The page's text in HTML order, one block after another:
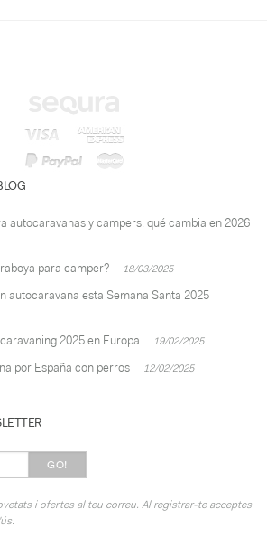
autocaravanas y campers: qué cambia en 2026
para camper? 18/03/2025
autocaravana esta Semana Santa 2025
2025 en Europa 19/02/2025
por España con perros 12/02/2025
GO!
i ofertes al teu correu. Al registrar-te acceptes